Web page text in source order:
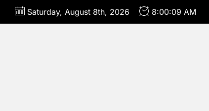
Skip
Saturday, August 8th, 2026 8:00:10 AM